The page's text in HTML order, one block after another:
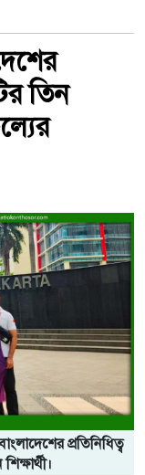
তিন
প্রতিনিধিত্ব